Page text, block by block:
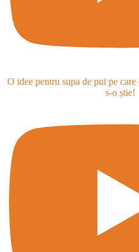
O idee pentru supa de pui pe
s-o știe!